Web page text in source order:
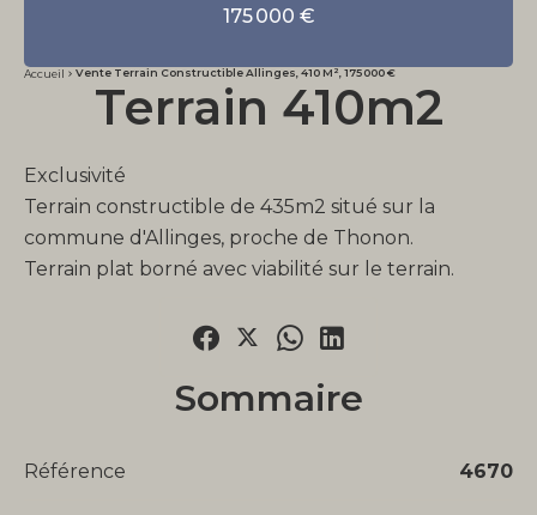
175 000 €
Accueil Vente Terrain Constructible Allinges, 410 M², 175 000 €
Terrain 410m2
Exclusivité
Terrain constructible de 435m2 situé sur la
commune d'Allinges, proche de Thonon.
Terrain plat borné avec viabilité sur le terrain.
Sommaire
Référence 4670